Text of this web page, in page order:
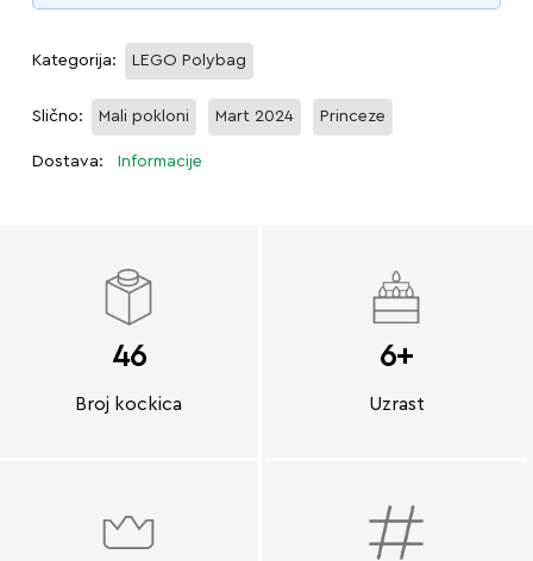
Kategorija: LEGO Polybag
Slično: Mali pokloni Mart 2024 Princeze
Dostava: Informacije
46
Broj kockica
6+
Uzrast